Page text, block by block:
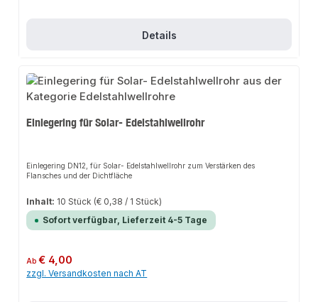
Details
Einlegering für Solar- Edelstahlwellrohr
Einlegering DN12, für Solar- Edelstahlwellrohr zum Verstärken des
Flansches und der Dichtfläche
Inhalt: 10 Stück (€ 0,38 / 1 Stück)
Sofort verfügbar, Lieferzeit 4-5 Tage
Regulärer Preis:
Ab€ 4,00
zzgl. Versandkosten nach AT